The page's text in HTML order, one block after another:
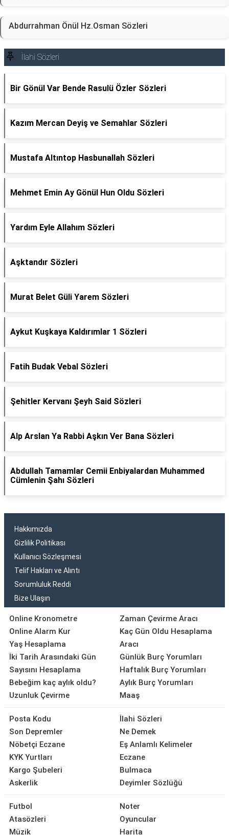
Abdurrahman Önül Hz.Osman Sözleri
İlahi Sözleri
Bir Gönül Var Bende Rasulü Özler Sözleri
Kazım Mercan Deyiş ve Semahlar Sözleri
Mustafa Altıntop Hasbunallah Sözleri
Mehmet Emin Ay Gönül Hun Oldu Sözleri
Yardım Eyle Allahım Sözleri
Aşktandır Sözleri
Murat Belet Güli Yarem Sözleri
Aykut Kuşkaya Kaldırımlar 1 Sözleri
Fatih Budak Vebal Sözleri
Şehitler Kervanı Şeyh Said Sözleri
Alp Arslan Ya Rabbi Aşkın Ver Bana Sözleri
Abdullah Tamamlar Cemii Enbiyalardan Muhammed
Cümlenin Şahı Sözleri
Hakkımızda
Gizlilik Politikası
Kullanıcı Sözleşmesi
Telif Hakları ve Alıntı
Sorumluluk Reddi
Bize Ulaşın
Online Kronometre
Online Alarm Kur
Yaş Hesaplama
İki Tarih Arasındaki Gün
Sayısını Hesaplama
Bebeğim kaç aylık oldu?
Uzunluk Çevirme
Zaman Çevirme Aracı
Kaç Gün Oldu Hesaplama
Aracı
Günlük Burç Yorumları
Haftalık Burç Yorumları
Aylık Burç Yorumları
Maaş
Posta Kodu
Son Depremler
Nöbetçi Eczane
KYK Yurtları
Kargo Şubeleri
Askerlik
İlahi Sözleri
Ne Demek
Eş Anlamlı Kelimeler
Eczane
Bulmaca
Deyimler Sözlüğü
Futbol
Atasözleri
Müzik
Noter
Oyuncular
Harita